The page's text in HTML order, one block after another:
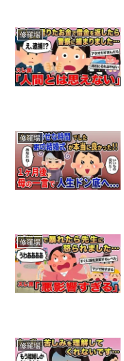
修羅場
修羅場
修羅場
修羅場